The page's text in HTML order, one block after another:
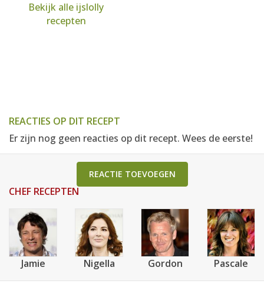
Bekijk alle ijslolly
recepten
REACTIES OP DIT RECEPT
Er zijn nog geen reacties op dit recept. Wees de eerste!
REACTIE TOEVOEGEN
CHEF RECEPTEN
Jamie Nigella Gordon Pascale